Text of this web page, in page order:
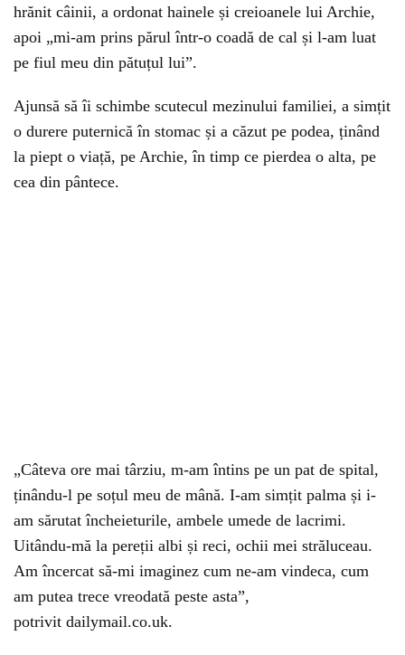
hrănit câinii, a ordonat hainele și creioanele lui Archie,
apoi „mi-am prins părul într-o coadă de cal și l-am luat
pe fiul meu din pătuțul lui”.
Ajunsă să îi schimbe scutecul mezinului familiei, a simțit
o durere puternică în stomac și a căzut pe podea, ținând
la piept o viață, pe Archie, în timp ce pierdea o alta, pe
cea din pântece.
„Câteva ore mai târziu, m-am întins pe un pat de spital,
ținându-l pe soțul meu de mână. I-am simțit palma și i-
am sărutat încheieturile, ambele umede de lacrimi.
Uitându-mă la pereții albi și reci, ochii mei străluceau.
Am încercat să-mi imaginez cum ne-am vindeca, cum
am putea trece vreodată peste asta”,
potrivit dailymail.co.uk.